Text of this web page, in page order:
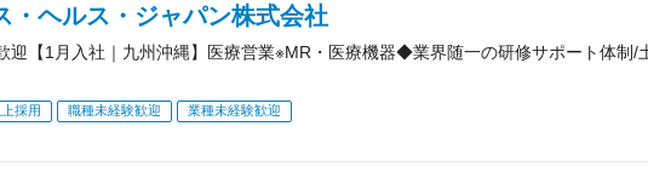
・ヘルス・ジャパン株式会社
迎【1月入社｜九州沖縄】医療営業※MR・医療機器◆業界随一の研修サポート体制/
採用 職種未経験歓迎 業種未経験歓迎